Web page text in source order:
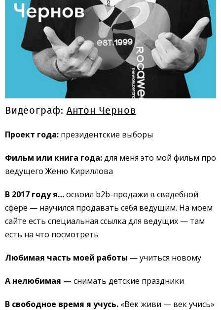
Видеограф: Антон Чернов
Проект года: президентские выборы
Фильм или книга года:для меня это мой фильм про
ведущего Женю Кириллова
В 2017 году я…освоил b2b-продажи в свадебной
сфере — научился продавать себя ведущим. На моем
сайте есть специальная ссылка для ведущих — там
есть на что посмотреть
Любимая часть моей работы — учиться новому
А нелюбимая — снимать детские праздники
В свободное время я учусь. «Век живи — век учись»